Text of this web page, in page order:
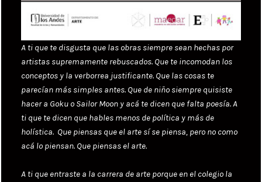
A ti que te disgusta que las obras siempre sean hechas por
artistas supremamente rebuscados. Que te incomodan los
conceptos y la verborrea justificante. Que las cosas te
parecían más simples antes. Que de niño siempre quisiste
hacer a Goku o Sailor Moon y acá te dicen que falta poesía. A
ti que te dicen que hables menos de política y más de
holística. Que piensas que el arte sí se piensa, pero no como
acá lo piensan. Que piensas el arte.
A ti que entraste a la carrera de arte porque en el colegio la